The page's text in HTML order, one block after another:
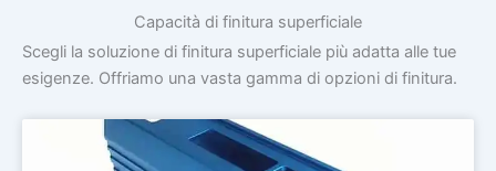
Capacità di finitura superficiale
Scegli la soluzione di finitura superficiale più adatta alle tue
esigenze. Offriamo una vasta gamma di opzioni di finitura.